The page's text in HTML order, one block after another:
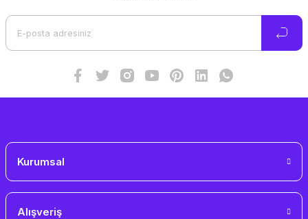
Kurumsal
Alışveriş